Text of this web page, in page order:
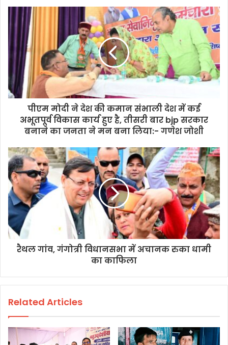
पीएम मोदी ने देश की कमान संभाली देश में कई
अभूतपूर्व विकास कार्य हुए है, तीसरी बार bjp सरकार
बनाने का जनता ने मन बना लिया:- गणेश जोशी
रैथल गांव, गंगोत्री विधानसभा में अचानक रुका धामी
का काफिला
Related Articles